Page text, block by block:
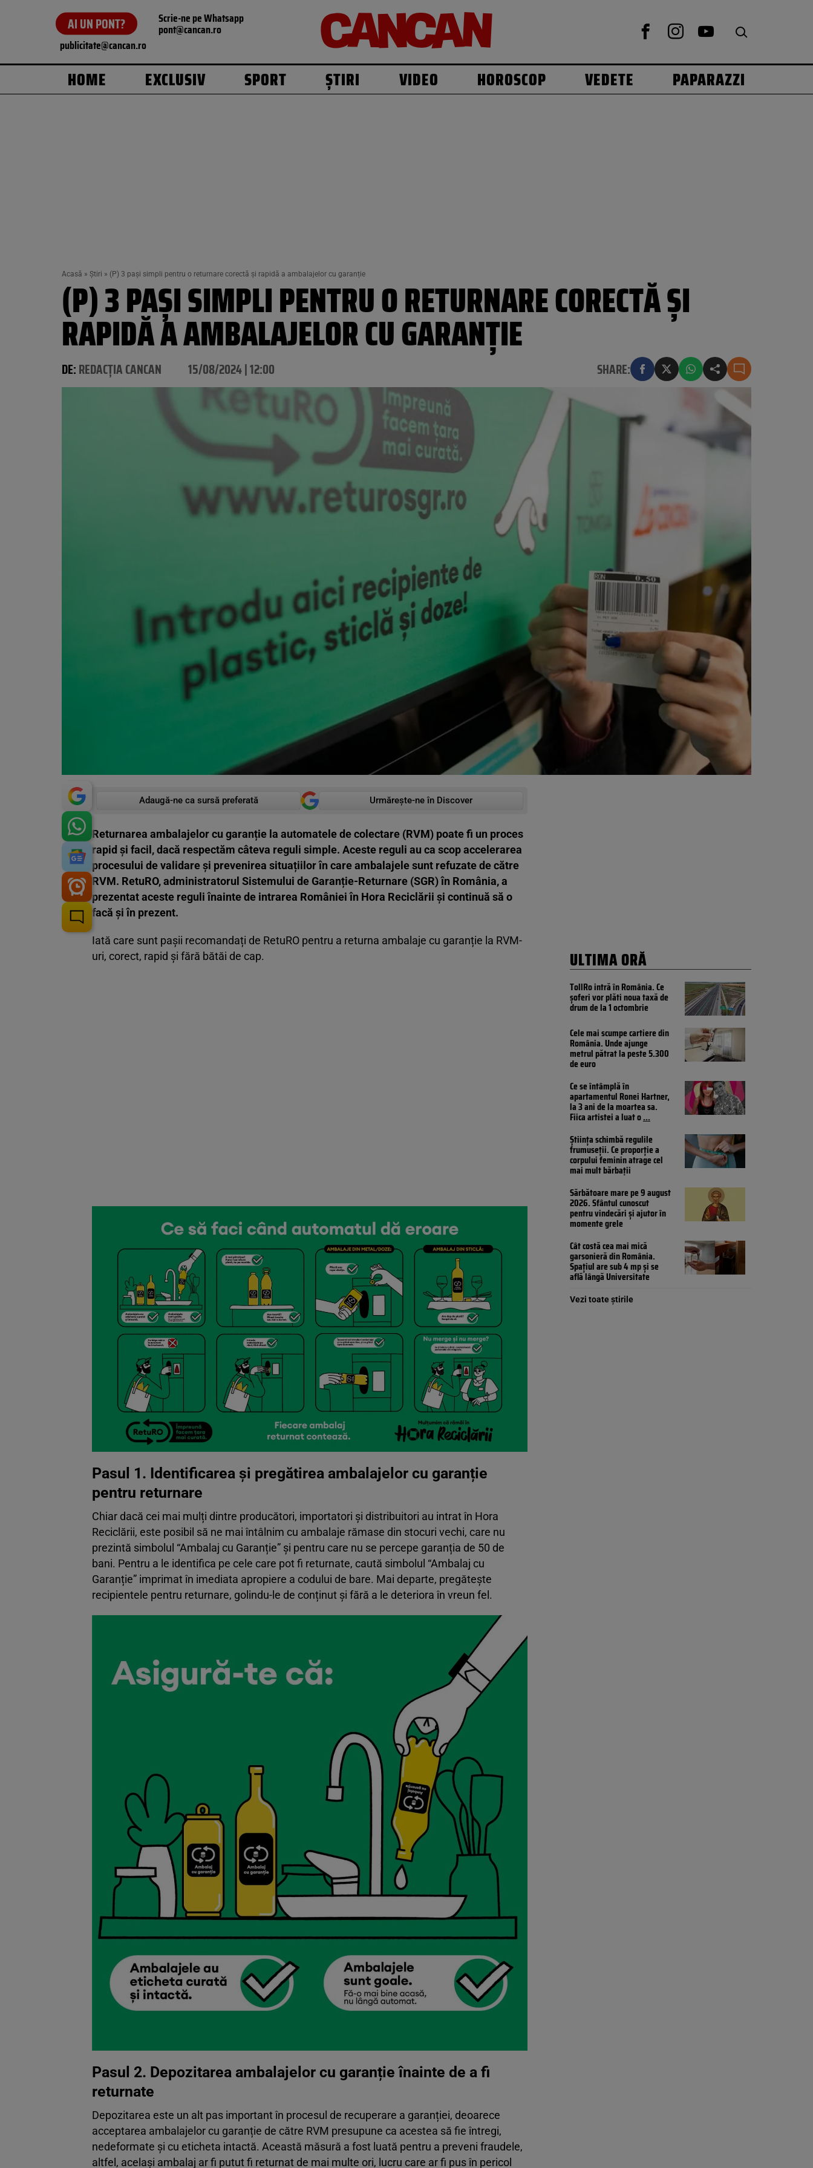
AI UN PONT? Scrie-ne pe Whatsapp
pont@cancan.ro
publicitate@cancan.ro
HOME EXCLUSIV SPORT ȘTIRI VIDEO HOROSCOP VEDETE PAPARAZZI
Acasă » Știri » (P) 3 pași simpli pentru o returnare corectă și rapidă a ambalajelor cu garanție
(P) 3 PAȘI SIMPLI PENTRU O RETURNARE CORECTĂ ȘI
RAPIDĂ A AMBALAJELOR CU GARANȚIE
DE:REDACȚIA CANCAN 15/08/2024 | 12:00 SHARE:
Adaugă-ne ca sursă preferată Urmărește-ne în Discover
Returnarea ambalajelor cu garanție la automatele de colectare (RVM) poate fi un proces
rapid și facil, dacă respectăm câteva reguli simple. Aceste reguli au ca scop accelerarea
procesului de validare și prevenirea situațiilor în care ambalajele sunt refuzate de către
RVM. RetuRO, administratorul Sistemului de Garanție-Returnare (SGR) în România, a
prezentat aceste reguli înainte de intrarea României în Hora Reciclării și continuă să o
facă și în prezent.
Iată care sunt pașii recomandați de RetuRO pentru a returna ambalaje cu garanție la RVM-
uri, corect, rapid și fără bătăi de cap.
Pasul 1. Identificarea și pregătirea ambalajelor cu garanție
pentru returnare
Chiar dacă cei mai mulți dintre producători, importatori și distribuitori au intrat în Hora
Reciclării, este posibil să ne mai întâlnim cu ambalaje rămase din stocuri vechi, care nu
prezintă simbolul “Ambalaj cu Garanție” și pentru care nu se percepe garanția de 50 de
bani. Pentru a le identifica pe cele care pot fi returnate, caută simbolul “Ambalaj cu
Garanție” imprimat în imediata apropiere a codului de bare. Mai departe, pregătește
recipientele pentru returnare, golindu-le de conținut și fără a le deteriora în vreun fel.
Pasul 2. Depozitarea ambalajelor cu garanție înainte de a fi
returnate
Depozitarea este un alt pas important în procesul de recuperare a garanției, deoarece
acceptarea ambalajelor cu garanție de către RVM presupune ca acestea să fie întregi,
nedeformate și cu eticheta intactă. Această măsură a fost luată pentru a preveni fraudele,
altfel, același ambalaj ar fi putut fi returnat de mai multe ori, lucru care ar fi pus în pericol
ULTIMA ORĂ
TollRo intră în România. Ce
șoferi vor plăti noua taxă de
drum de la 1 octombrie
Cele mai scumpe cartiere din
România. Unde ajunge
metrul pătrat la peste 5.300
de euro
Ce se întâmplă în
apartamentul Ronei Hartner,
la 3 ani de la moartea sa.
Fiica artistei a luat o...
Știința schimbă regulile
frumuseții. Ce proporție a
corpului feminin atrage cel
mai mult bărbații
Sărbătoare mare pe 9 august
2026. Sfântul cunoscut
pentru vindecări și ajutor în
momente grele
Cât costă cea mai mică
garsonieră din România.
Spațiul are sub 4 mp și se
află lângă Universitate
Vezi toate știrile